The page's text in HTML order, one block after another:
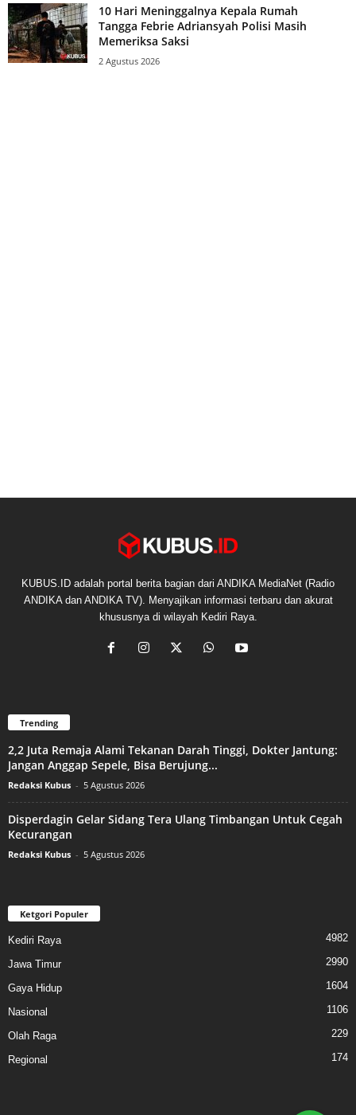
10 Hari Meninggalnya Kepala Rumah
Tangga Febrie Adriansyah Polisi Masih
Memeriksa Saksi
2 Agustus 2026
KUBUS.ID adalah portal berita bagian dari ANDIKA MediaNet (Radio
ANDIKA dan ANDIKA TV). Menyajikan informasi terbaru dan akurat
khususnya di wilayah Kediri Raya.
Trending
2,2 Juta Remaja Alami Tekanan Darah Tinggi, Dokter Jantung:
Jangan Anggap Sepele, Bisa Berujung...
Redaksi Kubus - 5 Agustus 2026
Disperdagin Gelar Sidang Tera Ulang Timbangan Untuk Cegah
Kecurangan
Redaksi Kubus - 5 Agustus 2026
Ketgori Populer
Kediri Raya 4982
Jawa Timur 2990
Gaya Hidup 1604
Nasional 1106
Olah Raga 229
Regional 174